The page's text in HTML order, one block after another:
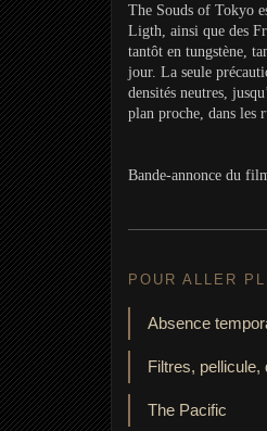
The Souds of Tokyo
Ligth, ainsi que des
tantôt en tungstène,
jour. La seule
densités neutres,
plan proche, dans les
Bande-annonce du
POUR ALLER
Absence
Filtres,
The Pacific